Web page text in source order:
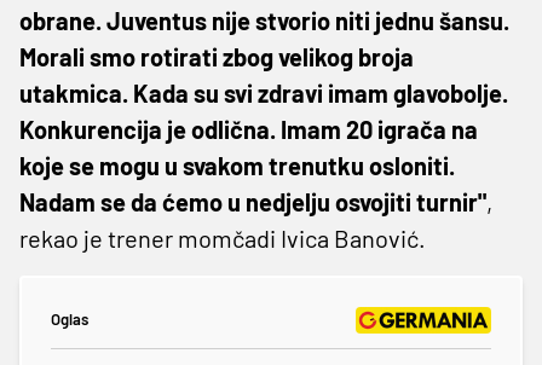
obrane. Juventus nije stvorio niti jednu šansu.
Morali smo rotirati zbog velikog broja
utakmica. Kada su svi zdravi imam glavobolje.
Konkurencija je odlična. Imam 20 igrača na
koje se mogu u svakom trenutku osloniti.
Nadam se da ćemo u nedjelju osvojiti turnir",
rekao je trener momčadi Ivica Banović.
Oglas